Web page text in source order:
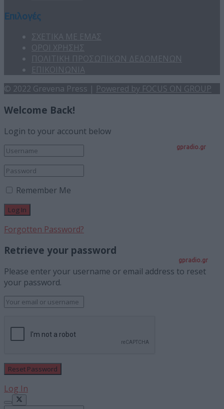
gpradio.gr
Επιλογές
ΣΧΕΤΙΚΑ ΜΕ ΕΜΑΣ
ΟΡΟΙ ΧΡΗΣΗΣ
ΠΟΛΙΤΙΚΗ ΠΡΟΣΩΠΙΚΩΝ ΔΕΔΟΜΕΝΩΝ
ΕΠΙΚΟΙΝΩΝΙΑ
© 2022 Grevena Press | Powered by FOCUS ON GROUP
Welcome Back!
Login to your account below
Remember Me
Forgotten Password?
Retrieve your password
Please enter your username or email address to reset
your password.
Log In
gpradio.gr